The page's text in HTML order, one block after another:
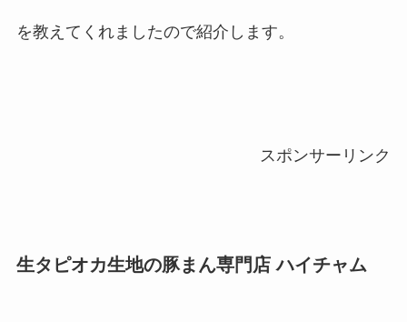
を教えてくれましたので紹介します。
スポンサーリンク
生タピオカ生地の豚まん専門店 ハイチャム